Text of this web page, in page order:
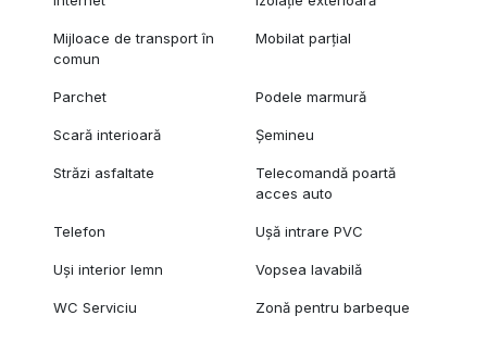
Mijloace de transport în
comun
Mobilat parțial
Parchet Podele marmură
Scară interioară Șemineu
Străzi asfaltate
Telecomandă poartă
acces auto
Telefon Ușă intrare PVC
Uși interior lemn Vopsea lavabilă
WC Serviciu Zonă pentru barbeque